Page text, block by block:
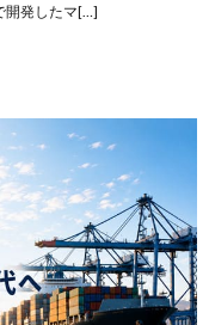
開発したマ[…]